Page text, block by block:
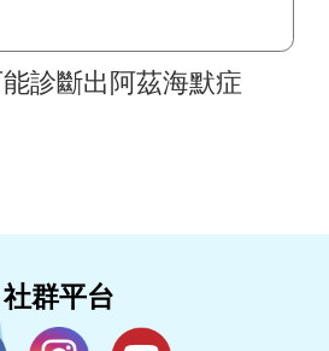
診斷出阿茲海默症
社群平台